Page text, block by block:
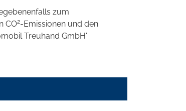
zum
CO2-Emissionen und den
Treuhand GmbH'